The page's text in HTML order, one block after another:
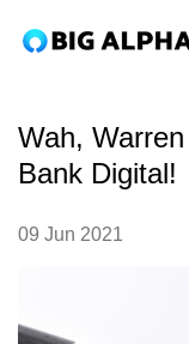
Wah,
Bank Digital!
09 Jun 2021